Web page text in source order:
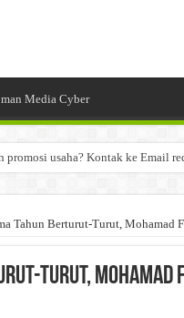
Media Cyber
promosi usaha? Kontak ke Email
Tahun Berturut-Turut, Mohamad
Turut, Mohamad